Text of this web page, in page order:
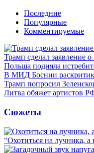
Последние
Популярные
Комментируемые
Трамп сделал заявление
Польша подняла
В МИД Боснии
Трамп попросил
Литва обяжет артистов
Сюжеты
"Охотиться на лучника, а